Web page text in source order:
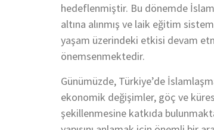
hedeflenmiştir. Bu dönemde
altına alınmış ve laik eğitim
yaşam üzerindeki etkisi devam
önemsenmektedir.
Günümüzde, Türkiye’de
ekonomik değişimler, göç ve
şekillenmesine katkıda